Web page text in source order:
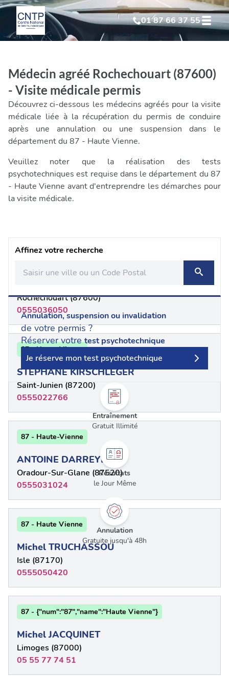
01 87 66 37 55
Test Psychotechnique suite à annulation
Test Psychotechniquesuite à invalidation
Test Psychotechniqueprofessionnel
Médecin agréé Rochechouart (87600)
- Visite médicale permis
Découvrez ci-dessous les médecins agréés pour la visite
médicale liée à la récupération du permis de conduire
après une annulation ou une suspension dans le
département du 87 - Haute Vienne.
Veuillez noter que la réalisation des tests
psychotechniques est requise dans le département du 87
- Haute Vienne avant d'entreprendre les démarches pour
la visite médicale.
Affinez votre recherche
Annulation, suspension ou invalidation
de votre permis ?
Réserver votretest psychotechnique
Je réserve mon test psychotechnique
Entraînement
Gratuit Illimité
Résultats
le Jour Même
Annulation
Gratuite jusqu'à 48h
Rochechouart (87600)
0555036050
87 - Haute-Vienne
STEPHANE KIRSCHLEGER
Saint-Junien (87200)
0555022766
87 - Haute-Vienne
ANTOINE DARREYE
Oradour-Sur-Glane (87520)
0555031024
87 - Haute Vienne
Michel TRUCHASSOU
Isle (87170)
0555050420
87 - {"num":"87","name":"Haute Vienne"}
Michel JACQUINET
Limoges (87000)
05 55 77 74 51